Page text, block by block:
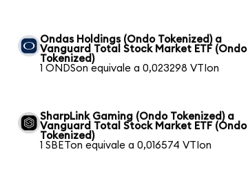
Ondas Holdings (Ondo Tokenized) a
Vanguard Total Stock Market ETF (Ondo
Tokenized)
1 ONDSon equivale a 0,023298 VTIon
SharpLink Gaming (Ondo Tokenized) a
Vanguard Total Stock Market ETF (Ondo
Tokenized)
1 SBETon equivale a 0,016574 VTIon